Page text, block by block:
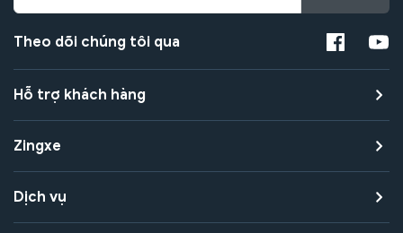
Theo dõi chúng tôi qua
Hỗ trợ khách hàng
Zingxe
Dịch vụ